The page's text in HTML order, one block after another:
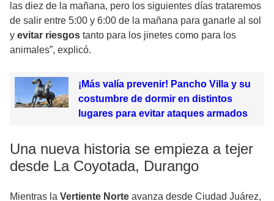
las diez de la mañana, pero los siguientes días trataremos
de salir entre 5:00 y 6:00 de la mañana para ganarle al sol
y evitar riesgos tanto para los jinetes como para los
animales”, explicó.
¡Más valía prevenir! Pancho Villa y su
costumbre de dormir en distintos
lugares para evitar ataques armados
Una nueva historia se empieza a tejer
desde La Coyotada, Durango
Mientras la Vertiente Norte avanza desde Ciudad Juárez,